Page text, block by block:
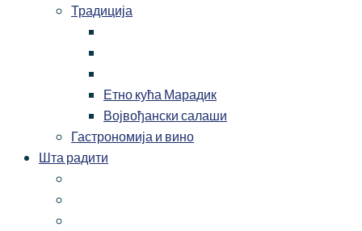
Традиција
Етно кућа Марадик
Војвођански салаши
Гастрономија и вино
Шта радити